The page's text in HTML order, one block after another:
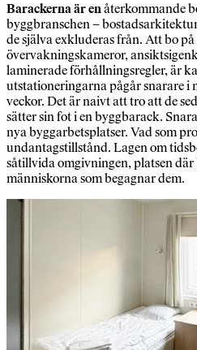
Barackerna är enåterkommande
byggbranschen –
de själva exkluderas från. Att bo
övervakningskameror,
laminerade förhållningsregler, är
utstationeringarna pågår snarare i
veckor. Det är naivt att tro att de
sätter sin fot i en byggbarack.
nya byggarbetsplatser. Vad som
undantagstillstånd. Lagen om
såtillvida omgivningen, platsen
människorna som begagnar dem.